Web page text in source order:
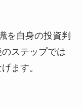
を自身の投資判
ステップでは
ます。